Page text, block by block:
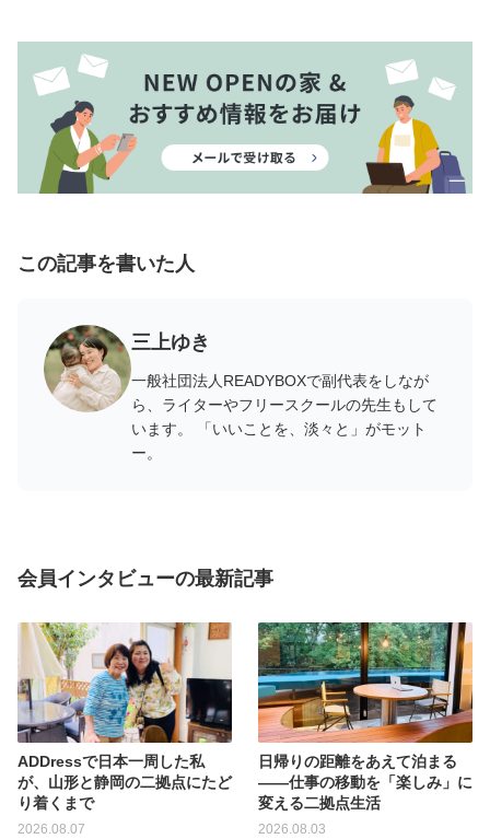
この記事を書いた人
三上ゆき
一般社団法人READYBOXで副代表をしなが
ら、ライターやフリースクールの先生もして
います。 「いいことを、淡々と」がモット
ー。
会員インタビューの最新記事
ADDressで日本一周した私
が、山形と静岡の二拠点にたど
り着くまで
2026.08.07
日帰りの距離をあえて泊まる
——仕事の移動を「楽しみ」に
変える二拠点生活
2026.08.03